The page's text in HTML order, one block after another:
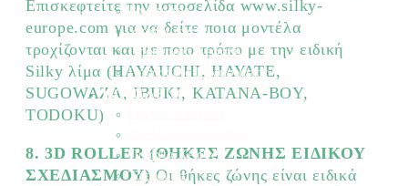
Επισκεφτείτε την ιστοσελίδα www.silky-
europe.com για να δείτε ποια μοντέλα
τροχίζονται και με ποιο τρόπο με την ειδική
Silky λίμα (HAYAUCHI, ΗΑΥΑΤΕ,
SUGOWAZA, IBUKI, KATANA-BOY,
TODOKU)
8. 3D ROLLER (ΘΗΚΕΣ ΖΩΝΗΣ ΕΙΔΙΚΟΥ
ΣΧΕΔΙΑΣΜΟΥ) Οι θήκες ζώνης είναι ειδικά
Ρουχισμός
Υποδήματα
Προστασία Κεφαλής
Προστασία Ραντίσματος
Εργαλεία
Πριόνια Χειρός
Τσεκούρια